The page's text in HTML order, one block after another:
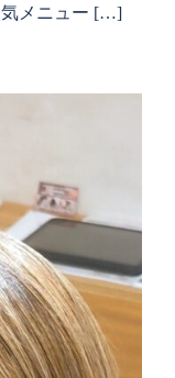
気メニュー […]